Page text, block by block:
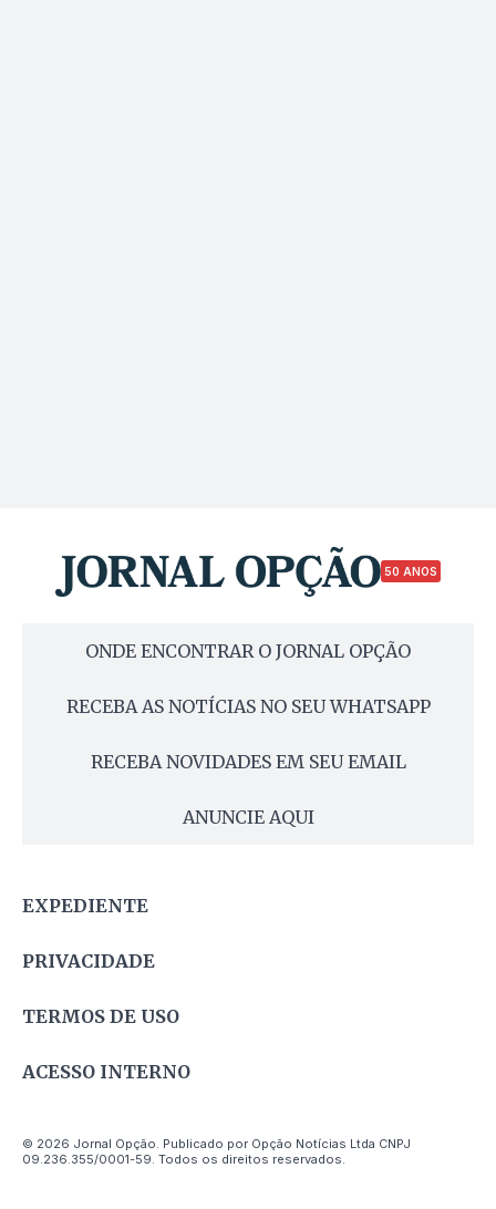
50 ANOS
ONDE ENCONTRAR O JORNAL OPÇÃO
RECEBA AS NOTÍCIAS NO SEU WHATSAPP
RECEBA NOVIDADES EM SEU EMAIL
ANUNCIE AQUI
EXPEDIENTE
PRIVACIDADE
TERMOS DE USO
ACESSO INTERNO
© 2026 Jornal Opção. Publicado por Opção Notícias Ltda CNPJ
09.236.355/0001-59. Todos os direitos reservados.